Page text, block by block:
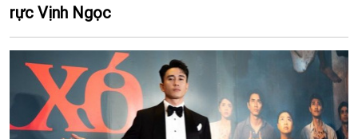
rực Vịnh Ngọc